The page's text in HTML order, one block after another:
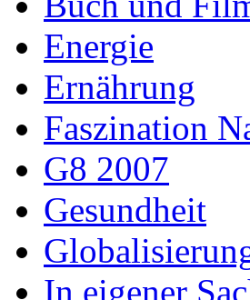
Energie
Ernährung
Faszination
G8 2007
Gesundheit
In eigener